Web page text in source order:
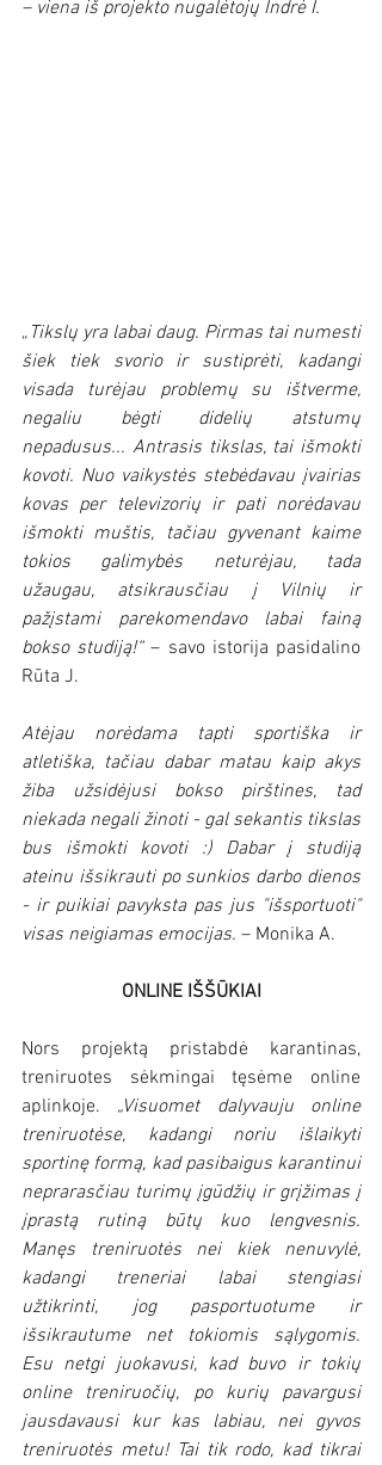
– viena iš projekto nugalėtojų Indrė I.
„ Tikslų yra labai daug. Pirmas tai numesti
šiek tiek svorio ir sustiprėti, kadangi
visada turėjau problemų su ištverme,
negaliu bėgti didelių atstumų
nepadusus... Antrasis tikslas, tai išmokti
kovoti. Nuo vaikystės stebėdavau įvairias
kovas per televizorių ir pati norėdavau
išmokti muštis, tačiau gyvenant kaime
tokios galimybės neturėjau, tada
užaugau, atsikrausčiau į Vilnių ir
pažįstami parekomendavo labai fainą
bokso studiją!“ – savo istorija pasidalino
Rūta J.
Atėjau norėdama tapti sportiška ir
atletiška, tačiau dabar matau kaip akys
žiba užsidėjusi bokso pirštines, tad
niekada negali žinoti - gal sekantis tikslas
bus išmokti kovoti :) Dabar į studiją
ateinu išsikrauti po sunkios darbo dienos
- ir puikiai pavyksta pas jus "išsportuoti"
visas neigiamas emocijas. – Monika A.
ONLINE IŠŠŪKIAI
Nors projektą pristabdė karantinas,
treniruotes sėkmingai tęsėme online
aplinkoje. „Visuomet dalyvauju online
treniruotėse, kadangi noriu išlaikyti
sportinę formą, kad pasibaigus karantinui
neprarasčiau turimų įgūdžių ir grįžimas į
įprastą rutiną būtų kuo lengvesnis.
Manęs treniruotės nei kiek nenuvylė,
kadangi treneriai labai stengiasi
užtikrinti, jog pasportuotume ir
išsikrautume net tokiomis sąlygomis.
Esu netgi juokavusi, kad buvo ir tokių
online treniruočių, po kurių pavargusi
jausdavausi kur kas labiau, nei gyvos
treniruotės metu! Tai tik rodo, kad tikrai